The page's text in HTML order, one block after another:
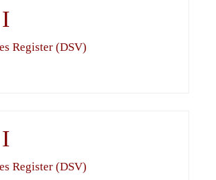
Register (DSV)
Register (DSV)